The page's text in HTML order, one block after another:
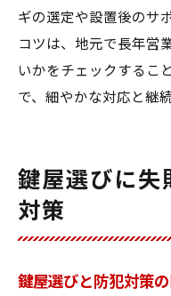
鍵屋サービス
防犯性能向上に
防犯性能向上
鍵屋の提案力
合鍵作成時に
ギの選定や設置後のサ
コツは、地元で長年営
いかをチェックするこ
で、細やかな対応と継
鍵屋選びに失
対策
鍵屋選びと防犯対策